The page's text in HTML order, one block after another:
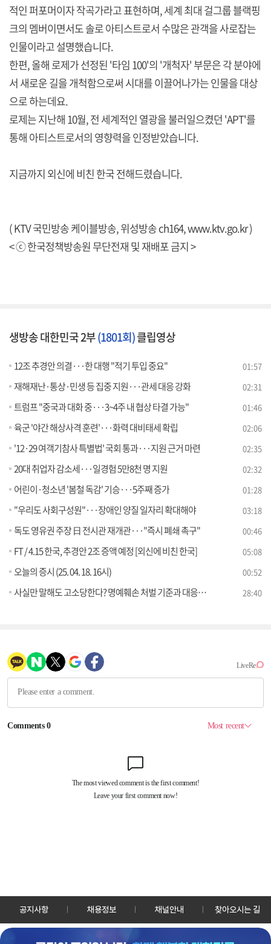
적인 퍼포머이자 작곡가라고 표현하며, 세계 최대 걸그룹 블랙핑
크의 멤버이면서도 솔로 아티스트로서 수많은 관객을 사로잡는
인물이라고 설명했습니다.
한편, 올해 로제가 선정된 '타임 100'의 '개척자' 부문은 각 분야에
서 새로운 길을 개척함으로써 시대를 이끌어나가는 인물을 대상
으로 하는데요.
로제는 지난해 10월, 전 세계적인 열광을 불러일으켰던 'APT'를
통해 아티스트로서의 영향력을 인정받았습니다.
지금까지 외신에 비친 한국 전해드렸습니다.
( KTV 국민방송 케이블방송, 위성방송 ch164,www.ktv.go.kr)
< ⓒ 한국정책방송원 무단전재 및 재배포 금지 >
생방송 대한민국 2부(1801회)클립영상
12조 추경안 의결···한 대행 "적기 투입 중요" 01:57
재해재난·통상·민생 등 집중 지원···관세 대응 강화 02:31
트럼프 "중국과 대화 중···3~4주 내 협상 타결 가능" 01:46
육군 '야간 해상사격 훈련'···화력 대비태세 확립 02:06
'12·29 여객기참사 특별법' 국회 통과···지원 근거 마련 02:35
20대 취업자 감소세···일경험 5만8천 명 지원 02:32
어린이·청소년 '봄철 독감' 기승···5주째 증가 01:28
"우리도 사회구성원"···장애인 양질 일자리 확대해야 03:18
독도 영유권 주장 日 전시관 재개관···"즉시 폐쇄 촉구" 00:46
FT / 4.15 한국, 추경안 2조 증액 예정 [외신에 비친 한국] 05:08
오늘의 증시 (25. 04. 18. 16시) 00:52
사실만 말해도 고소당한다? 명예훼손 처벌 기준과 대응법! [잘 사는 법] 28:40
공지사항 채용정보 채널안내 찾아오시는 길
30128 세종특별자치시 정부2청사로 13 한국정책방송원 KTV